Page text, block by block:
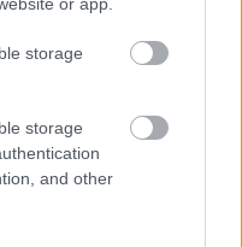
storage
storage
and other
amikor a gyerek
haza. Ilyenkor
levonni: a gyerek
a háttérben jóval